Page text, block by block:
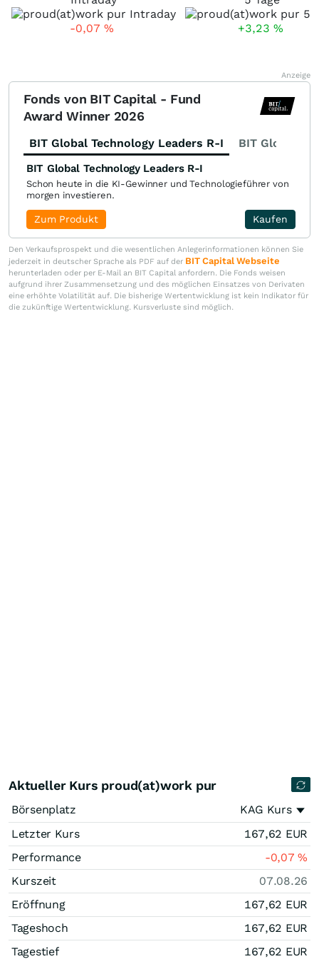
-0,07 % +3,23 %
Anzeige
Fonds von BIT Capital - Fund
Award Winner 2026
BIT Global Technology Leaders R-I BIT Global
BIT Global Technology Leaders R-I
Schon heute in die KI-Gewinner und Technologieführer von
morgen investieren.
Kaufen
Zum Produkt
Den Verkaufsprospekt und die wesentlichen Anlegerinformationen können Sie
jederzeit in deutscher Sprache als PDF auf der BIT Capital Webseite
herunterladen oder per E-Mail an BIT Capital anfordern. Die Fonds weisen
aufgrund ihrer Zusammensetzung und des möglichen Einsatzes von Derivaten
eine erhöhte Volatilität auf. Die bisherige Wertentwicklung ist kein Indikator für
die zukünftige Wertentwicklung. Kursverluste sind möglich.
Aktueller Kurs proud(at)work pur
Börsenplatz
KAG Kurs
Letzter Kurs
167,62 EUR
Performance
-0,07%
Kurszeit
07.08.26
Eröffnung
167,62 EUR
Tageshoch
167,62 EUR
Tagestief
167,62 EUR